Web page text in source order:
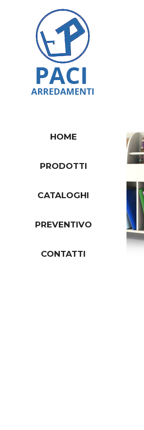
HOME
PRODOTTI
CATALOGHI
PREVENTIVO
CONTATTI